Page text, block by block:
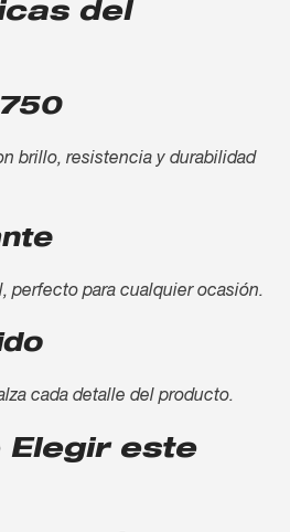
del
brillo, resistencia y durabilidad
perfecto para cualquier ocasión.
cada detalle del producto.
Elegir este